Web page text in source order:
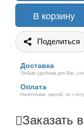
В корзину
Поделиться
Доставка
Любым удобным для Вас
Оплата
Наличными, картой, по счету
Заказать